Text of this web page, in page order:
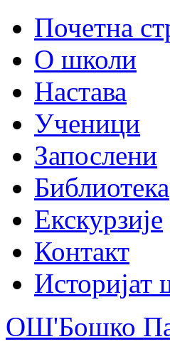
Почетна
О школи
Настава
Ученици
Запослени
Библиотека
Екскурзије
Контакт
Историјат
ОШ'Бошко